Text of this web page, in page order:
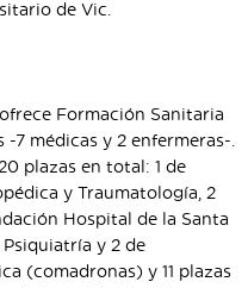
de Vic.
Formación Sanitaria
-7 médicas y 2 enfermeras-.
plazas en total: 1 de
y Traumatología, 2
Hospital de la Santa
Psiquiatría y 2 de
(comadronas) y 11 plazas